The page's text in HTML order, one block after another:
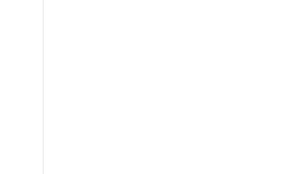
en Instagram
Brasil en Twitter
El País Brasil en Facebook